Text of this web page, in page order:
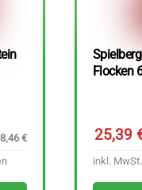
€
Flocken
25,39
inkl.